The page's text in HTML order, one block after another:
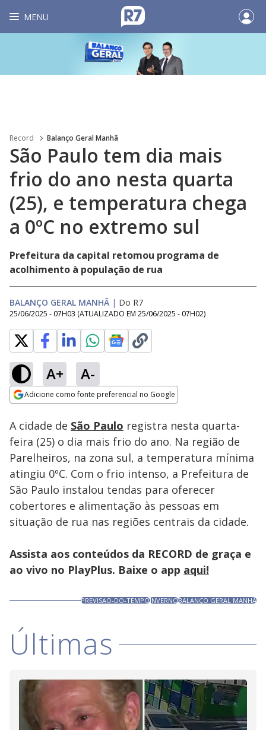
MENU
Record Balanço Geral Manhã
São Paulo tem dia mais
frio do ano nesta quarta
(25), e temperatura chega
a 0ºC no extremo sul
Prefeitura da capital retomou programa de
acolhimento à população de rua
BALANÇO GERAL MANHÃ | Do R7
25/06/2025 - 07H03 (ATUALIZADO EM 25/06/2025 - 07H02)
A+ A-
Adicione como fonte preferencial no Google
Ativar
Loaded
23.36%
A cidade de São Paulo registra nesta quarta-
feira (25) o dia mais frio do ano. Na região de
Parelheiros, na zona sul, a temperatura mínima
atingiu 0ºC. Com o frio intenso, a Prefeitura de
São Paulo instalou tendas para oferecer
cobertores e alimentação às pessoas em
situação de rua nas regiões centrais da cidade.
Assista aos conteúdos da RECORD de graça e
ao vivo no PlayPlus. Baixe o app aqui!
PREVISAO-DO-TEMPOINVERNOBALANÇO GERAL MANHÃ
Últimas